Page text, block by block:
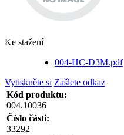
Ke stažení
004-HC-D3M.pdf
Vytiskněte si Zašlete odkaz
Kód produktu:
004.10036
Číslo části:
33292